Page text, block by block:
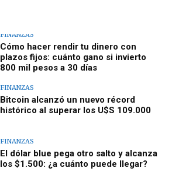
FINANZAS
Cómo hacer rendir tu dinero con
plazos fijos: cuánto gano si invierto
800 mil pesos a 30 días
FINANZAS
Bitcoin alcanzó un nuevo récord
histórico al superar los U$S 109.000
FINANZAS
El dólar blue pega otro salto y alcanza
los $1.500: ¿a cuánto puede llegar?